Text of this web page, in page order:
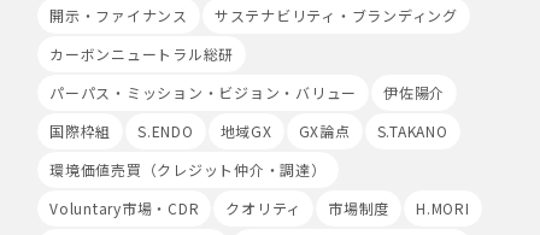
場合があります。
は、当社サービス等のご利用ができない場合があります。
このほか当社では、広告・マーケティング活動のため、第
ます。
8.Google Analyticsの利用
当社は、サービス向上のためにGoogle LLC（以下
開示・ファイナンス
サステナビリティ・ブランディング
カーボンニュートラル総研
パーパス・ミッション・ビジョン・バリュー
伊佐陽介
国際枠組
S.ENDO 地域GX GX論点
S.TAKANO
環境価値売買（クレジット仲介・調達）
Voluntary市場・CDR
クオリティ 市場制度
H.MORI